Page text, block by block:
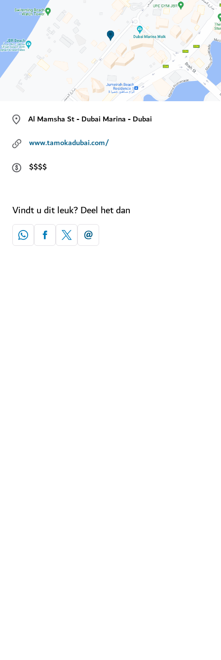
Al Mamsha St - Dubai Marina - Dubai
www.tamokadubai.com/
$$$$
Vindt u dit leuk? Deel het dan